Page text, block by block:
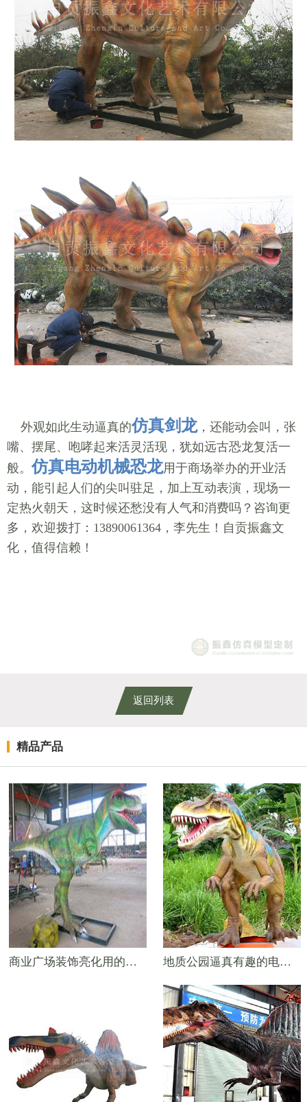
外观如此生动逼真的仿真剑龙，还能动会叫，张
嘴、摆尾、咆哮起来活灵活现，犹如远古恐龙复活一
般。仿真电动机械恐龙用于商场举办的开业活
动，能引起人们的尖叫驻足，加上互动表演，现场一
定热火朝天，这时候还愁没有人气和消费吗？咨询更
多，欢迎拨打：13890061364，李先生！自贡振鑫文
化，值得信赖！
返回列表
精品产品
商业广场装饰亮化用的仿真电动机械恐龙——4米霸王龙 地质公园逼真有趣的电动仿真恐龙——6米永川龙模型